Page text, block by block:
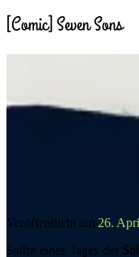
[Comic] Seven Sons
Veröffentlicht am 26.
Sollte eines Tages der